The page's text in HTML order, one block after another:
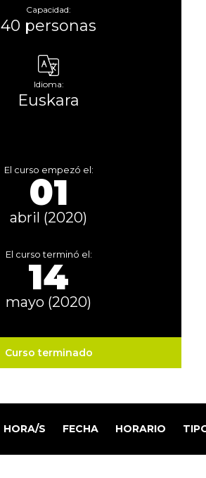
Capacidad:
40 personas
Idioma:
Euskara
El curso empezó el:
01
abril (2020)
El curso terminó el:
14
mayo (2020)
Curso terminado
HORA/S FECHA HORARIO